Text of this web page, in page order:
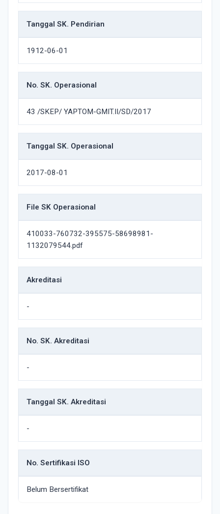
Tanggal SK. Pendirian
1912-06-01
No. SK. Operasional
43 /SKEP/ YAPTOM-GMIT.II/SD/2017
Tanggal SK. Operasional
2017-08-01
File SK Operasional
410033-760732-395575-58698981-
1132079544.pdf
Akreditasi
-
No. SK. Akreditasi
-
Tanggal SK. Akreditasi
-
No. Sertifikasi ISO
Belum Bersertifikat